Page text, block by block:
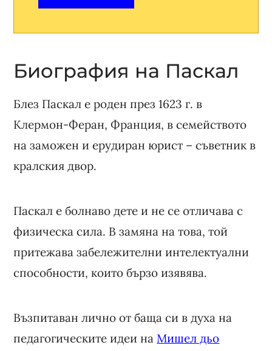
Биография на Паскал
Блез Паскал е роден през 1623 г. в
Клермон-Феран, Франция, в семейството
на заможен и ерудиран юрист – съветник в
кралския двор.
Паскал е болнаво дете и не се отличава с
физическа сила. В замяна на това, той
притежава забележителни интелектуални
способности, които бързо изявява.
Възпитаван лично от баща си в духа на
педагогическите идеи наМишел дьо